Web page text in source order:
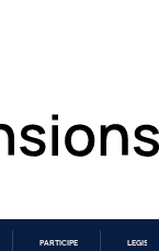
PARTICIPE